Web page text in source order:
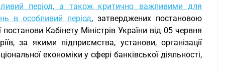
період, а також критично важливими для
в особливий період, затверджених постановою
Кабінету Міністрів України від 05 червня
за якими підприємства, установи, організації
економіки у сфері банківської діяльності,